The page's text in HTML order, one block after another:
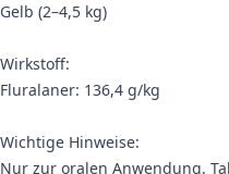
Gelb (2–4,5 kg)
Wirkstoff:
Fluralaner: 136,4 g/kg
Wichtige Hinweise:
Nur zur oralen Anwendung.